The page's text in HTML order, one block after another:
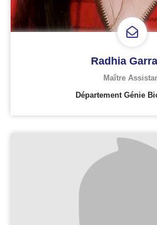
Radhia
Maître
Département Génie